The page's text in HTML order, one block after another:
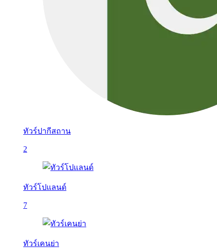
ทัวร์ปากีสถาน
2
ทัวร์โปแลนด์
7
ทัวร์เคนย่า